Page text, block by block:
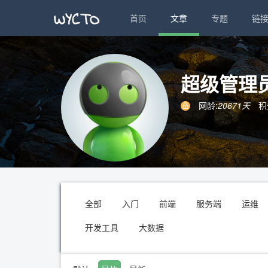
首页 文章 专题 链接
超级管理
网龄:20671天
全部 入门 前端 服务端 运维
开发工具
大数据